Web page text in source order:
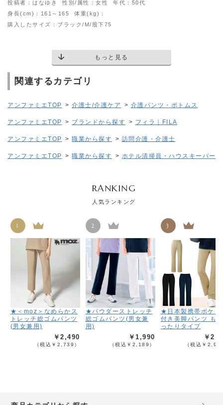
投稿者：はなゆき 性別/属性：女性
年代：50代
身長(cm)：161～165
体重(kg)：
購入したサイズ：ブラック/M/股下75
もっと見る
関連するカテゴリ
アンファミエTOP > 介護士/介護ケア > 介護パンツ・ボトムス
アンファミエTOP > ブランドから探す > フィラ｜FILA
アンファミエTOP > 職業から探す > 訪問介護・介護士
アンファミエTOP > 職業から探す > ホテル清掃員・ハウスキーパー
RANKING
人気ランキング
1
★＜moz＞なめらかス
トレッチ総ゴムパンツ
(男女兼用)
￥2,490
（税込￥2,739）
2
★パウダーストレッチ
総ゴムパンツ(男女兼
用)
￥1,990
（税込￥2,189）
3
★日本製携帯ポケッ
付き美脚パンツ も
ったりタイプ
￥
（税込￥